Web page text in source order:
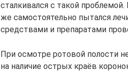
сталкивался с такой
же самостоятельно пытался
средствами и препаратами
При осмотре ротовой полости
на наличие острых краёв